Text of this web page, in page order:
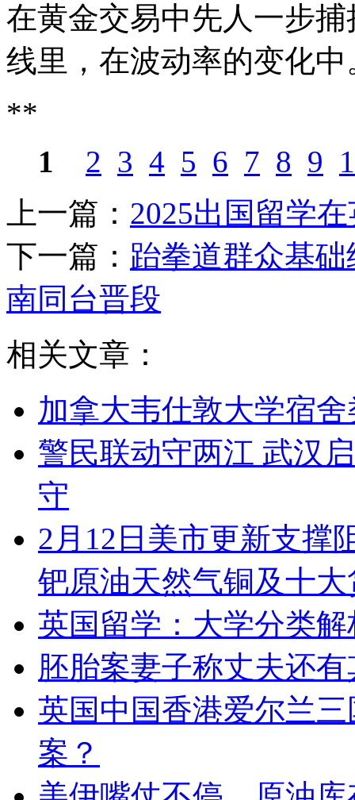
在黄金交易中先人一步
线里，在波动率的变化中
**
1
2 3 4 5 6 7 8 9
上一篇： 2025出国留学
下一篇： 跆拳道群众基
南同台晋段
相关文章：
加拿大韦仕敦大学宿
警民联动守两江 武汉
守
2月12日美市更新支撑
钯原油天然气铜及十
英国留学：大学分类解
胚胎案妻子称丈夫还
英国中国香港爱尔兰
案？